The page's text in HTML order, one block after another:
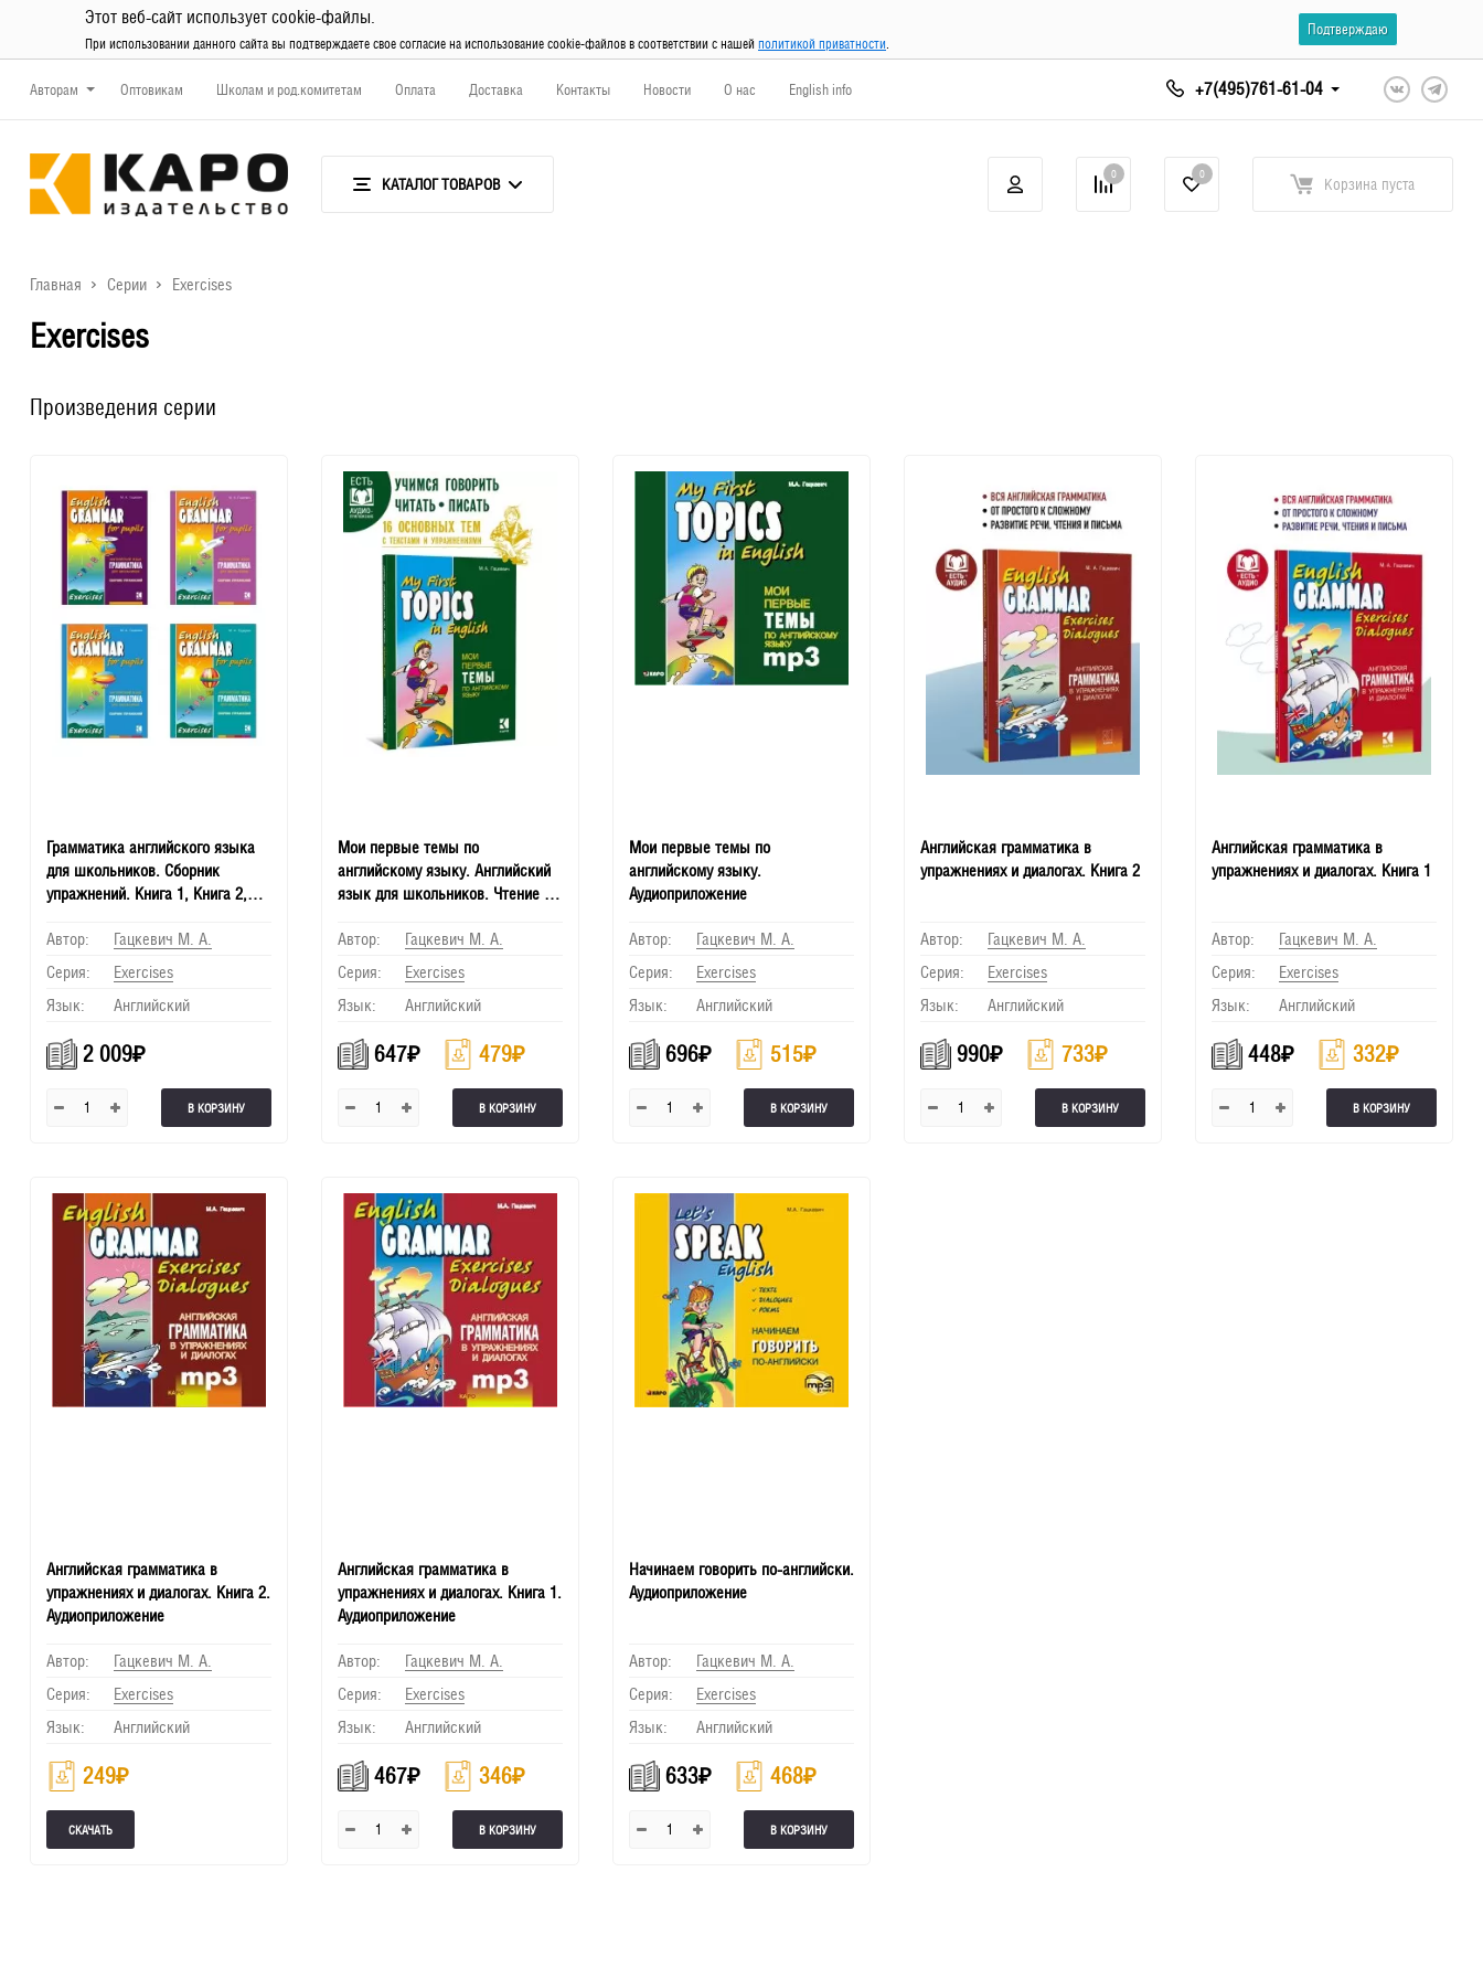
Этот веб-сайт использует cookie-файлы.
При использовании данного сайта вы подтверждаете свое согласие на использование cookie-файлов в соответствии с нашей политикой приватности.
Подтверждаю
Авторам Оптовикам Школам и род.комитетам Оплата Доставка Контакты Новости О нас English info +7(495)761-61-04
КАТАЛОГ ТОВАРОВ
0 0
Корзина пуста
Главная Серии Еxercises
Еxercises
Произведения серии
Грамматика английского языка
для школьников. Сборник
упражнений. Книга 1, Книга 2,
Автор:
Гацкевич М. А.
Серия:
Еxercises
Язык:
Английский
2 009₽
В КОРЗИНУ
Мои первые темы по
английскому языку. Английский
язык для школьников. Чтение с
Автор:
Гацкевич М. А.
Серия:
Еxercises
Язык:
Английский
647₽ 479₽
В КОРЗИНУ
Мои первые темы по
английскому языку.
Аудиоприложение
Автор:
Гацкевич М. А.
Серия:
Еxercises
Язык:
Английский
696₽ 515₽
В КОРЗИНУ
Английская грамматика в
упражнениях и диалогах. Книга 2
Автор:
Гацкевич М. А.
Серия:
Еxercises
Язык:
Английский
990₽ 733₽
В КОРЗИНУ
Английская грамматика в
упражнениях и диалогах. Книга 1
Автор:
Гацкевич М. А.
Серия:
Еxercises
Язык:
Английский
448₽ 332₽
В КОРЗИНУ
Английская грамматика в
упражнениях и диалогах. Книга 2.
Аудиоприложение
Автор:
Гацкевич М. А.
Серия:
Еxercises
Язык:
Английский
249₽
Английская грамматика в
упражнениях и диалогах. Книга 1.
Аудиоприложение
Автор:
Гацкевич М. А.
Серия:
Еxercises
Язык:
Английский
467₽ 346₽
В КОРЗИНУ
Начинаем говорить по-английски.
Аудиоприложение
Автор:
Гацкевич М. А.
Серия:
Еxercises
Язык:
Английский
633₽ 468₽
В КОРЗИНУ